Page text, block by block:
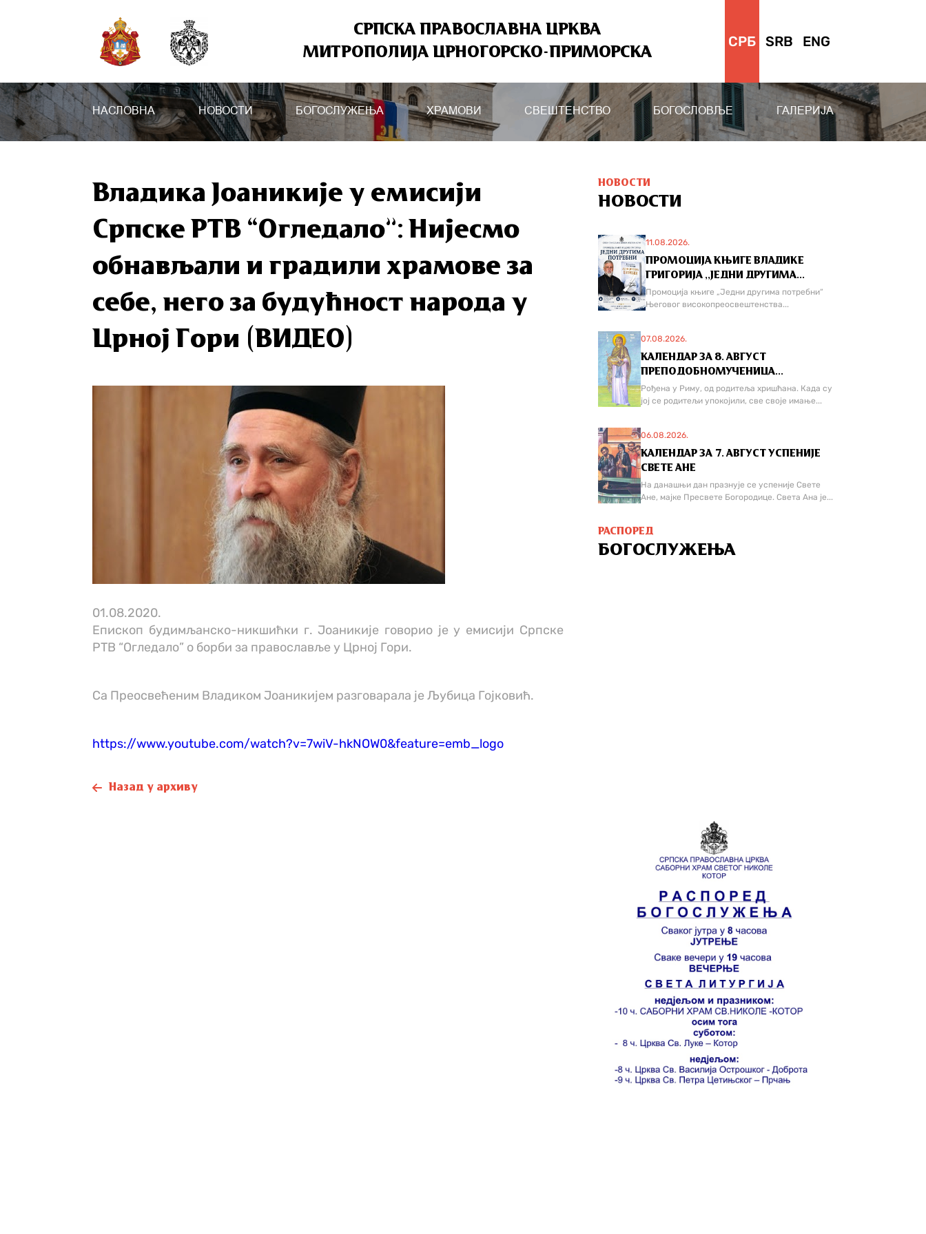
СРПСКА ПРАВОСЛАВНА ЦРКВА
МИТРОПОЛИЈА ЦРНОГОРСКО-ПРИМОРСКА
СРБ SRB ENG
НАСЛОВНА НОВОСТИ БОГОСЛУЖЕЊА ХРАМОВИ СВЕШТЕНСТВО БОГОСЛОВЉЕ ГАЛЕРИЈА
Владика Јоаникије у емисији
Српске РТВ “Огледало”: Нијесмо
обнављали и градили храмове за
себе, него за будућност народа у
Црној Гори (ВИДЕО)
01.08.2020.
Епископ будимљанско-никшићки г. Јоаникије говорио је у емисији Српске
РТВ “Огледало” о борби за православље у Црној Гори.
Са Преосвећеним Владиком Јоаникијем разговарала је Љубица Гојковић.
https://www.youtube.com/watch?v=7wiV-hkNOW0&feature=emb_logo
Назад у архиву
НОВОСТИ
НОВОСТИ
11.08.2026.
ПРОМОЦИЈА КЊИГЕ ВЛАДИКЕ
ГРИГОРИЈА ,,ЈЕДНИ ДРУГИМА...
Промоција књиге „Једни другима потребни“
Његовог високопреосвештенства...
07.08.2026.
КАЛЕНДАР ЗА 8. АВГУСТ
ПРЕПОДОБНОМУЧЕНИЦА...
Рођена у Риму, од родитеља хришћана. Када су
јој се родитељи упокојили, све своје имање...
06.08.2026.
КАЛЕНДАР ЗА 7. АВГУСТ УСПЕНИЈЕ
СВЕТЕ АНЕ
На данашњи дан празнује се успеније Свете
Ане, мајке Пресвете Богородице. Света Ана је...
РАСПОРЕД
БОГОСЛУЖЕЊА